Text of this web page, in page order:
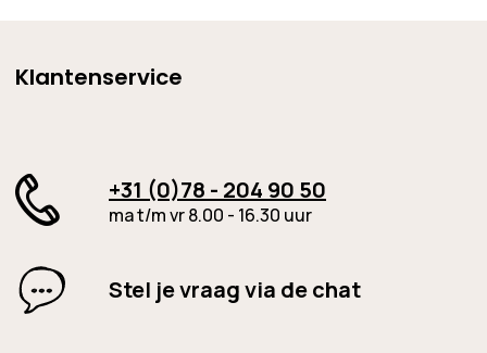
Klantenservice
+31 (0)78 - 204 90 50
ma t/m vr 8.00 - 16.30 uur
Stel je vraag via de chat